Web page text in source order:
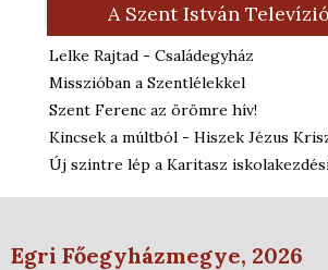
A Szent István
Lelke Rajtad - Családegyház
Misszióban a Szentlélekkel
Szent Ferenc az örömre hív!
Kincsek a múltból - Hiszek Jézus
Új szintre lép a Karitasz
Egri Főegyházmegye, 2026